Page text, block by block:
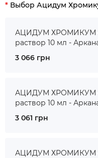
Выбор Ацидум
АЦИДУМ ХРОМИКУМ ●
раствор 10 мл -
3 066 грн
АЦИДУМ ХРОМИКУМ ●
раствор 10 мл -
3 061 грн
АЦИДУМ ХРОМИКУМ ●